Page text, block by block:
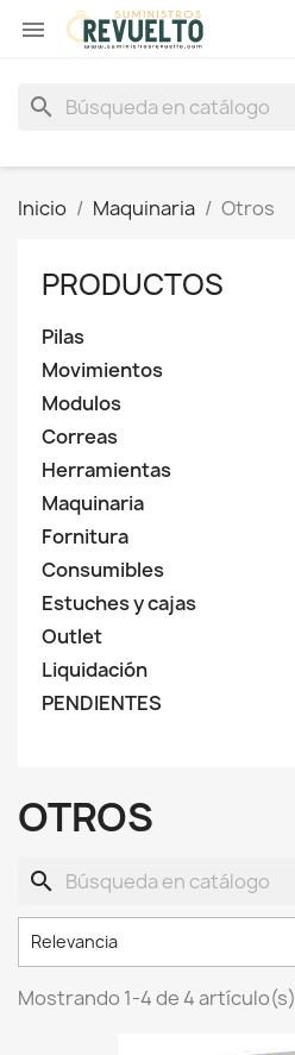

search
Inicio Maquinaria Otros
PRODUCTOS
Pilas
Movimientos
Modulos
Correas
Herramientas
Maquinaria
Fornitura
Consumibles
Estuches y cajas
Outlet
Liquidación
PENDIENTES
OTROS
search
Relevancia
Mostrando 1-4 de 4 artículo(s)